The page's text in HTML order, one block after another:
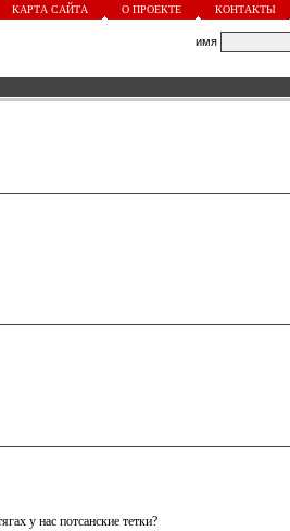
КАРТА САЙТА О ПРОЕКТЕ КОНТАКТЫ
имя
у нас потсанские тетки?